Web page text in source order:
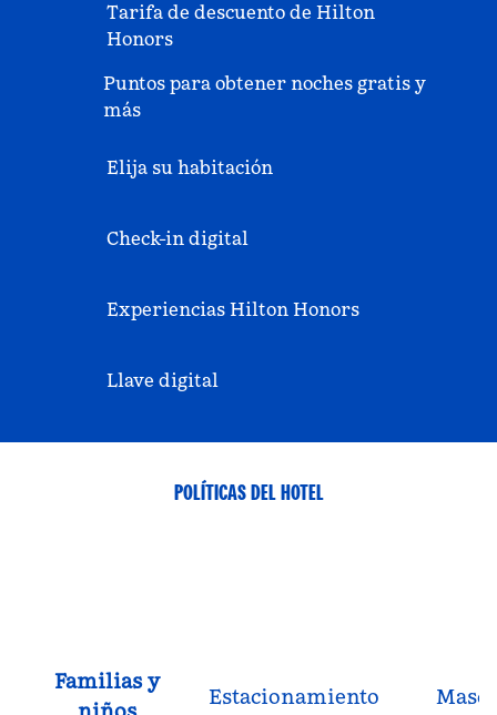
Tarifa de descuento de Hilton
Honors
Puntos para obtener noches gratis y
más
Elija su habitación
Check-in digital
Experiencias Hilton Honors
Llave digital
POLÍTICAS DEL HOTEL
Familias y
Estacionamiento